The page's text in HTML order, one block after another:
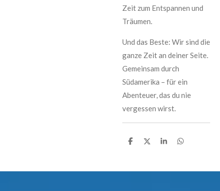
Zeit zum Entspannen und
Träumen.
Und das Beste: Wir sind die
ganze Zeit an deiner Seite.
Gemeinsam durch
Südamerika – für ein
Abenteuer, das du nie
vergessen wirst.
T
e
T
e
T
e
T
e